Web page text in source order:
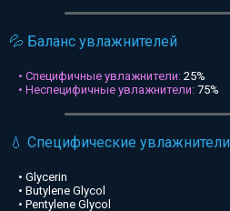
💦 Баланс увлажнителей
• Специфичные увлажнители: 25%
• Неспецифичные увлажнители: 75%
💧 Специфические увлажнители
• Glycerin
• Butylene Glycol
• Pentylene Glycol